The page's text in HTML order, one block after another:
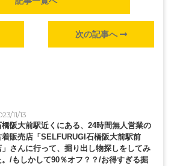
次の記事へ
11/13
橋阪大前駅近くにある、24時間無人営業の
着販売店「SELFURUGI石橋阪大前駅前
」さんに行って、掘り出し物探しをしてみ
。/もしかして90％オフ？？/お得すぎる掘